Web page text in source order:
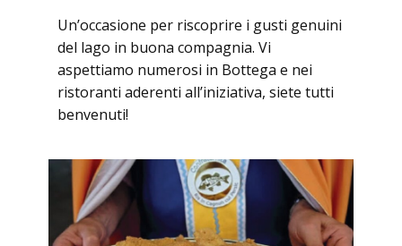
Un’occasione per riscoprire i gusti genuini
del lago in buona compagnia. Vi
aspettiamo numerosi in Bottega e nei
ristoranti aderenti all’iniziativa, siete tutti
benvenuti!